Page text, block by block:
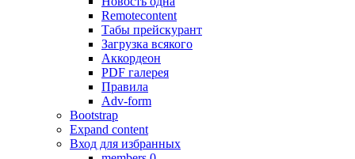
Remotecontent
Табы прейскурант
Загрузка всякого
Аккордеон
PDF галерея
Правила
Adv-form
Bootstrap
Expand content
Вход для избранных